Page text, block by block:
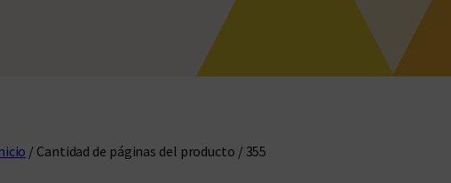
/ Cantidad de páginas del producto / 355